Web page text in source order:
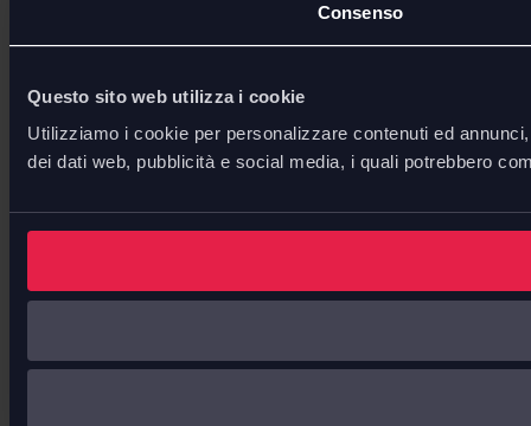
Consenso
Questo sito web utilizza i cookie
Utilizziamo i cookie per personalizzare contenuti ed
dei dati web, pubblicità e social media, i quali potrebbero